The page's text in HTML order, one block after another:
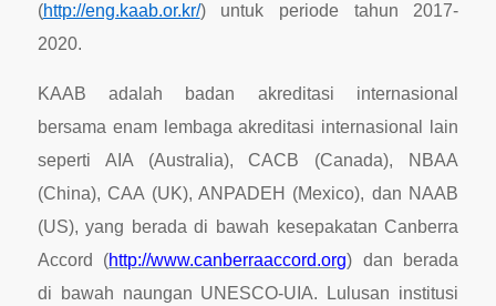
(http://eng.kaab.or.kr/) untuk periode tahun 2017-
2020.
KAAB adalah badan akreditasi internasional
bersama enam lembaga akreditasi internasional lain
seperti AIA (Australia), CACB (Canada), NBAA
(China), CAA (UK), ANPADEH (Mexico), dan NAAB
(US), yang berada di bawah kesepakatan Canberra
Accord (http://www.canberraaccord.org) dan berada
di bawah naungan UNESCO-UIA. Lulusan institusi